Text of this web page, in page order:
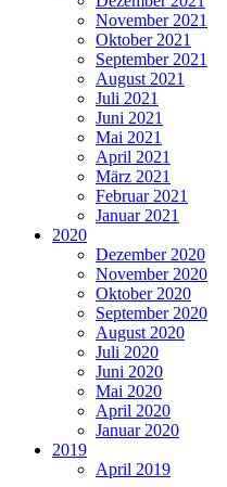
November 2021
Oktober 2021
September 2021
August 2021
Juli 2021
Juni 2021
Mai 2021
April 2021
März 2021
Februar 2021
Januar 2021
2020
Dezember 2020
November 2020
Oktober 2020
September 2020
August 2020
Juli 2020
Juni 2020
Mai 2020
April 2020
Januar 2020
2019
April 2019